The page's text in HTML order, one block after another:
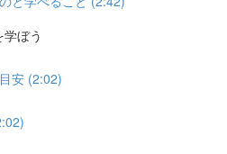
ぼう
安 (2:02)